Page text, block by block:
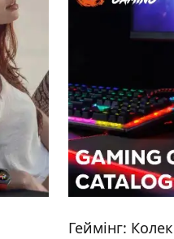
Геймінг: